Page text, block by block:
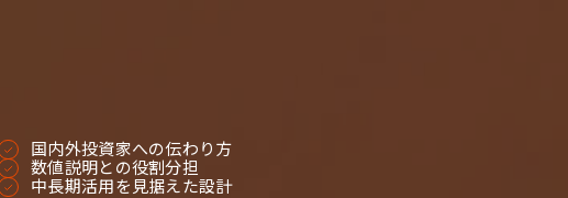
国内外投資家への伝わり方
数値説明との役割分担
中長期活用を見据えた設計